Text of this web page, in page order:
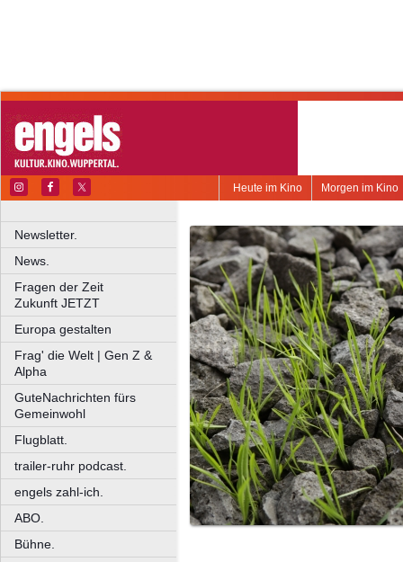
Morgen im Kino
Heute im Kino
Newsletter.
News.
Fragen der Zeit
Zukunft JETZT
Europa gestalten
Frag' die Welt | Gen Z &
Alpha
GuteNachrichten fürs
Gemeinwohl
Flugblatt.
trailer-ruhr podcast.
engels zahl-ich.
ABO.
Bühne.